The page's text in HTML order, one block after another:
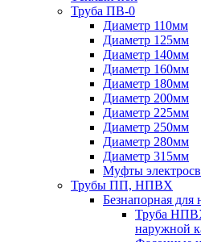
Труба ПВ-0
Диаметр 110мм
Диаметр 125мм
Диаметр 140мм
Диаметр 160мм
Диаметр 180мм
Диаметр 200мм
Диаметр 225мм
Диаметр 250мм
Диаметр 280мм
Диаметр 315мм
Муфты
Трубы ПП, НПВХ
Безнапорная для
Труба
наружной